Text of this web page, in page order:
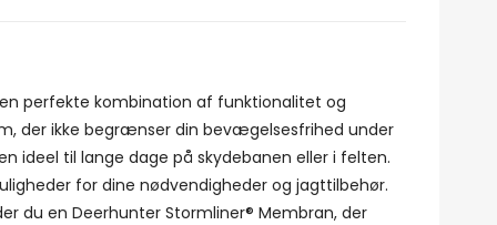
perfekte kombination af funktionalitet og
der ikke begrænser din bevægelsesfrihed under
ideel til lange dage på skydebanen eller i felten.
for dine nødvendigheder og jagttilbehør.
du en Deerhunter Stormliner® Membran, der